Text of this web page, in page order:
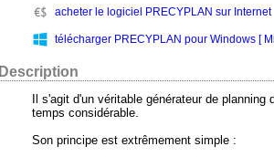
acheter le logiciel PRECYPLAN sur Internet
télécharger PRECYPLAN pour Windows [
Description
Il s'agit d'un véritable générateur de
temps considérable.
Son principe est extrêmement simple :